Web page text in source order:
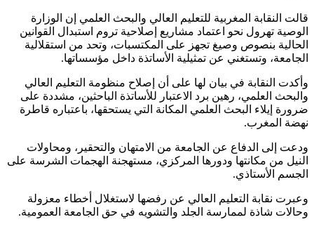
قالت النقابة المغربية للتعليم العالي والبحث العلمي إن الوزارة
الوصية تهرول نحو اعتماد مشاريع إصلاحية تروم استبدال القوانين
الحالية بنصوص وصيغ تجهز على المكتسبات، وتحد من استقلالية
الجامعة، وتستغني عن تمثيلية الأساتذة داخل مؤسساتها.
وأكدت النقابة في بيان لها على أن إصلاح منظومة التعليم العالي
والبحث العلمي، رهين برد الاعتبار للأساتذة الباحثين، مشددة على
ضرورة إيلاء البحث العلمي المكانة التي يستحقها، باعتباره قاطرة
نهضة المغرب.
ودعت إلى الدفاع عن الجامعة من الامتهان والتحقير، ومحاولات
النيل من مكانتها ودورها المركزي، مستهجنة الهجمات الشرسة على
الجسم الأستاذي.
وعبرت نقابة التعليم العالي عن رفضها لاستغلال أخطاء معزولة
وحالات شاذة لممارسة الجلد والتشويه في حق الجامعة العمومية.